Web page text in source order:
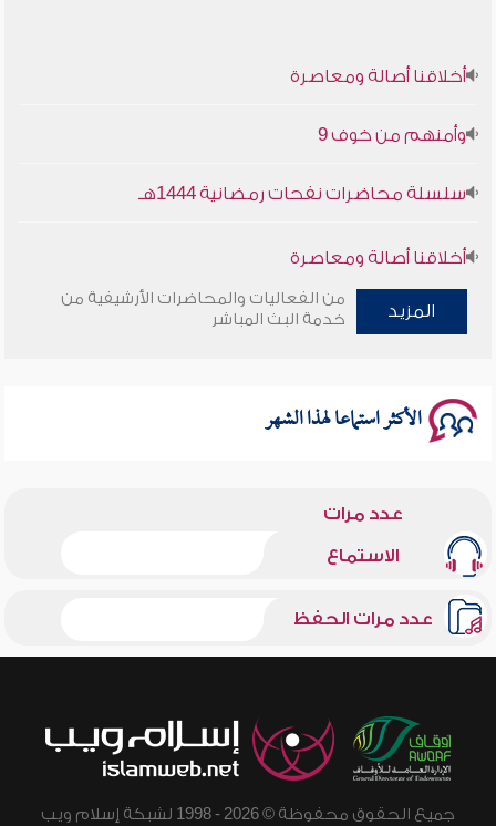
أخلاقنا أصالة ومعاصرة
وأمنهم من خوف 9
سلسلة محاضرات نفحات رمضانية 1444هـ
أخلاقنا أصالة ومعاصرة
وأمنهم من خوف 9
المزيد
من الفعاليات والمحاضرات الأرشيفية من
خدمة البث المباشر
الأكثر استماعا لهذا الشهر
عدد مرات
الاستماع
عدد مرات الحفظ
جميع الحقوق محفوظة © 2026 - 1998 لشبكة إسلام ويب